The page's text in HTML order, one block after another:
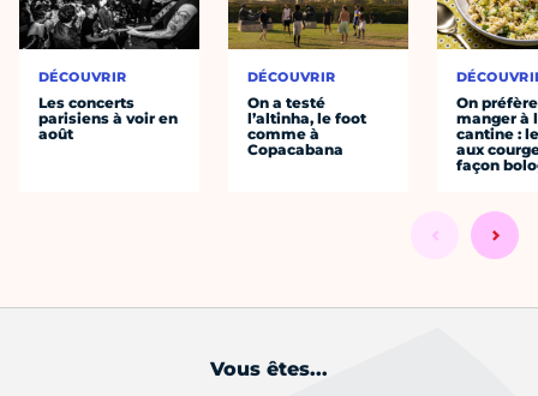
DÉCOUVRIR
Les concerts
parisiens à voir en
août
DÉCOUVRIR
On a testé
l’altinha, le foot
comme à
Copacabana
On préfère
manger à
cantine :
aux
façon
Vous êtes...